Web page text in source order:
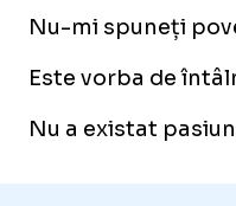
Nu-mi spuneți
Este vorba de
Nu a existat